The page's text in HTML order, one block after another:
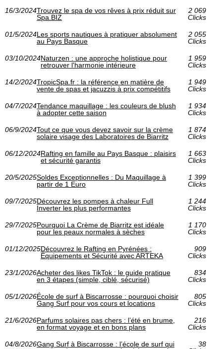
16/3/2024Trouvez le spa de vos rêves à prix réduit sur
Spa.BIZ
2 069
Clicks
01/5/2024Les sports nautiques à pratiquer absolument
au Pays Basque
2 055
Clicks
03/10/2024Naturzen : une approche holistique pour
retrouver l'harmonie intérieure
1 959
Clicks
14/2/2024TropicSpa.fr : la référence en matière de
vente de spas et jacuzzis à prix compétitifs
1 949
Clicks
04/7/2024Tendance maquillage : les couleurs de blush
à adopter cette saison
1 934
Clicks
06/9/2024Tout ce que vous devez savoir sur la crème
solaire visage des Laboratoires de Biarritz
1 874
Clicks
06/12/2024Rafting en famille au Pays Basque : plaisirs
et sécurité garantis
1 663
Clicks
20/5/2025Soldes Exceptionnelles : Du Maquillage à
partir de 1 Euro
1 399
Clicks
09/7/2025Découvrez les pompes à chaleur Full
Inverter les plus performantes
1 244
Clicks
29/7/2025Pourquoi La Crème de Biarritz est idéale
pour les peaux normales à sèches
1 170
Clicks
01/12/2025Découvrez le Rafting en Pyrénées :
Équipements et Sécurité avec ARTEKA
909
Clicks
23/1/2026Acheter des likes TikTok : le guide pratique
en 3 étapes (simple, ciblé, sécurisé)
834
Clicks
05/1/2026École de surf à Biscarrosse : pourquoi choisir
Gang Surf pour vos cours et locations
805
Clicks
21/6/2026Parfums solaires pas chers : l’été en brume,
en format voyage et en bons plans
216
Clicks
04/8/2026Gang Surf à Biscarrosse : l’école de surf qui
38